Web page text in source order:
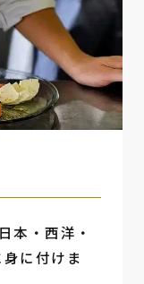
本・西洋・
に付けま